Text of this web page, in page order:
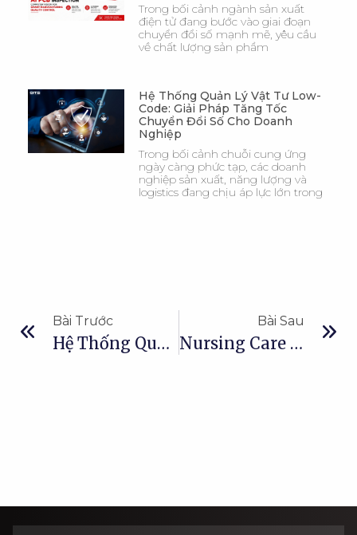
Trong bối cảnh ngành sản xuất
điện tử đang bước vào giai đoạn
chuyển đổi số mạnh mẽ, yêu cầu
về chất lượng sản phẩm
Hệ Thống Quản Lý Vật Tư Low-
Code: Giải Pháp Tăng Tốc
Chuyển Đổi Số Cho Doanh
Nghiệp
Trong bối cảnh chuỗi cung ứng
ngày càng phức tạp, các doanh
nghiệp sản xuất, năng lượng và
logistics đang chịu áp lực lớn trong
Bài Trước
Hệ Thống Quản Lý Sản Xuất Tùy Chỉnh Cho Nhà Máy Thông Minh
Bài Sau
Nursing Care Plus Home: Giải Pháp Giám Sát Sức Khỏe Thông Minh Tại Nhà